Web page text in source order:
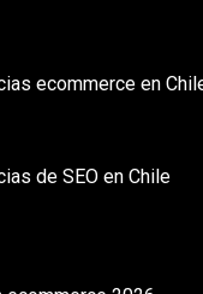
ecommerce en
de SEO en Chile